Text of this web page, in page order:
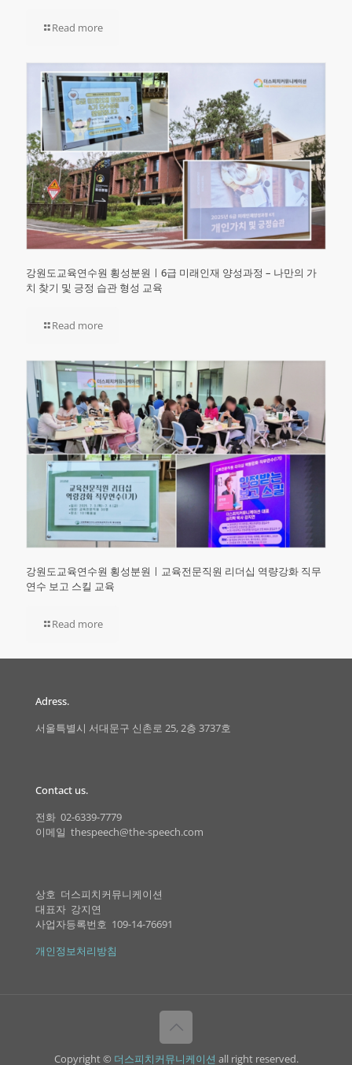
Read more
강원도교육연수원 횡성분원ㅣ6급 미래인재 양성과정 – 나만의 가
치 찾기 및 긍정 습관 형성 교육
Read more
강원도교육연수원 횡성분원ㅣ교육전문직원 리더십 역량강화 직무
연수 보고 스킬 교육
Read more
Adress.
서울특별시 서대문구 신촌로 25, 2층 3737호
Contact us.
전화 02-6339-7779
이메일 thespeech@the-speech.com
상호 더스피치커뮤니케이션
대표자 강지연
사업자등록번호 109-14-76691
개인정보처리방침
Copyright © 더스피치커뮤니케이션 all right reserved.